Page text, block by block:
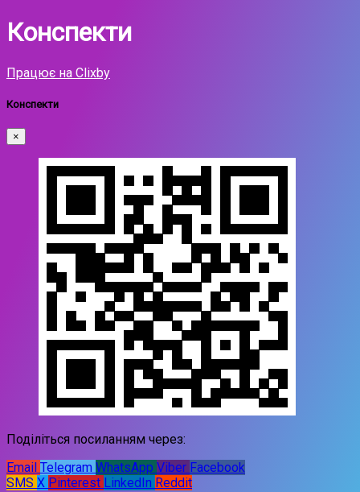
Конспекти
Працює на Clixby
Конспекти
×
Поділіться посиланням через:
Email Telegram WhatsApp Viber Facebook
SMS X Pinterest LinkedIn Reddit